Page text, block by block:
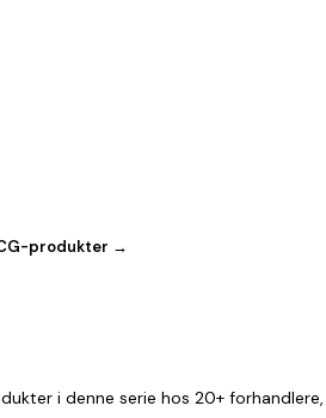
produkter →
i denne serie hos 20+